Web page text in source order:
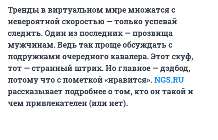
Тренды в виртуальном мире множатся с
невероятной скоростью — только успевай
следить. Один из последних — прозвища
мужчинам. Ведь так проще обсуждать с
подружками очередного кавалера. Этот скуф,
тот — странный штрих. Но главное — дэдбод,
потому что с пометкой «нравится».NGS.RU
рассказывает подробнее о том, кто он такой и
чем привлекателен (или нет).